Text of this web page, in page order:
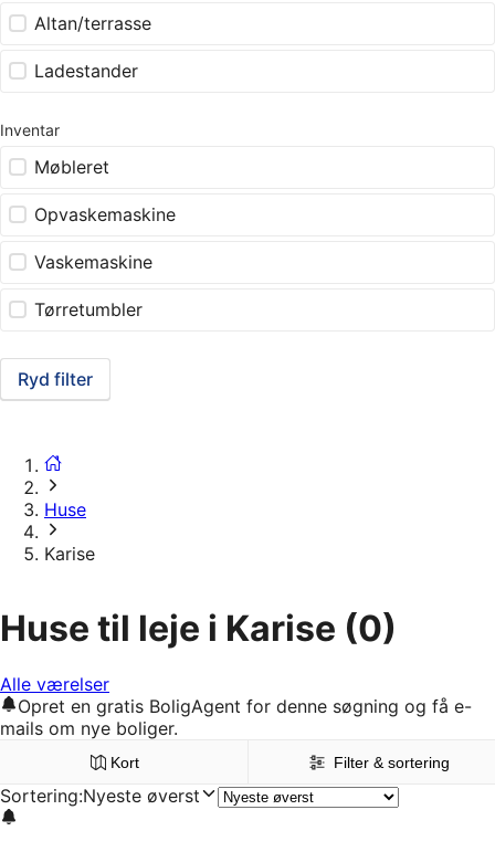
Altan/terrasse
Ladestander
Inventar
Møbleret
Opvaskemaskine
Vaskemaskine
Tørretumbler
Ryd filter
Huse
Karise
Huse til leje i Karise (0)
Alle værelser
Opret en gratis BoligAgent for denne søgning og få e-
mails om nye boliger.
Kort Filter & sortering
Sortering:Nyeste øverst